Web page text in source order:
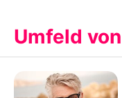
Umfeld